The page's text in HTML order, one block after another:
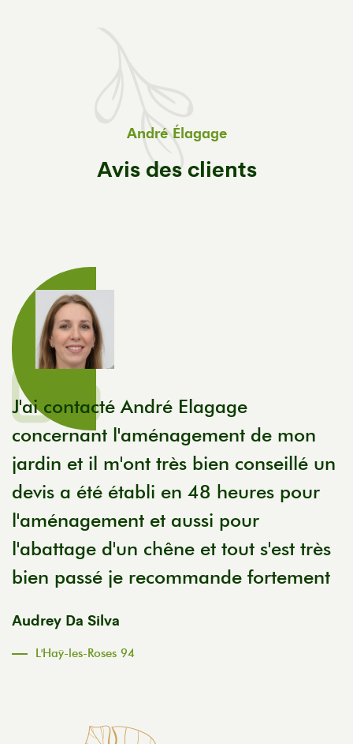
André Élagage
Avis des clients
J'ai contacté André Elagage
concernant l'aménagement de mon
jardin et il m'ont très bien conseillé un
devis a été établi en 48 heures pour
l'aménagement et aussi pour
l'abattage d'un chêne et tout s'est très
bien passé je recommande fortement
Audrey Da Silva
L'Haÿ-les-Roses 94